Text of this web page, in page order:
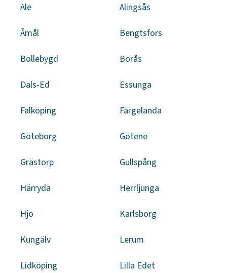
Ale Alingsås
Åmål Bengtsfors
Bollebygd Borås
Dals-Ed Essunga
Falköping Färgelanda
Göteborg Götene
Grästorp Gullspång
Härryda Herrljunga
Hjo Karlsborg
Kungälv Lerum
Lidköping Lilla Edet